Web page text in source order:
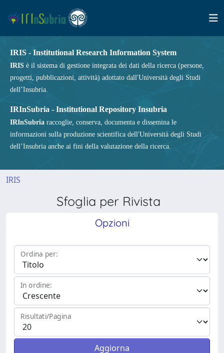
IRIS - Institutional Research Information System
IRIS è il sistema di gestione integrata dei dati della ricerca (persone,
progetti, pubblicazioni, attività) adottato dall'Università degli Studi
dell’Insubria.
IRInSubria - Institutional Repository Insubria
IRInSubria raccoglie, conserva, documenta e dissemina le
informazioni sulla produzione scientifica dell'Università degli Studi
dell’Insubria anche ai fini della valutazione della ricerca.
IRIS
Sfoglia per Rivista
Opzioni
Ordina per:
In ordine:
Risultati/Pagina